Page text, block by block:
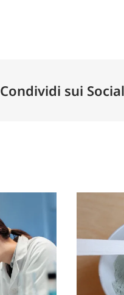
Condividi sui